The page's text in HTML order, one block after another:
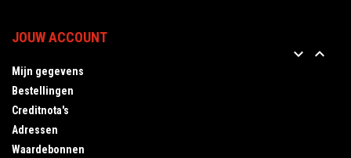
JOUW ACCOUNT
 
Mijn gegevens
Bestellingen
Creditnota's
Adressen
Waardebonnen